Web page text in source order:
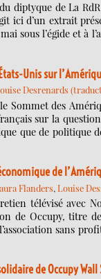
diptyque de La
ici d’un extrait
sous l’égide et à
Unis sur
Desrenards
Sommet des
sur la
que de politique
de
Flanders, Louise
télévisé avec
de Occupy, titre
sans
de Occupy